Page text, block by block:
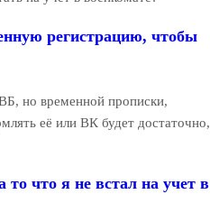
регистрацию, чтобы
но временной прописки,
её или ВК будет достаточно,
то что я не встал на учет в